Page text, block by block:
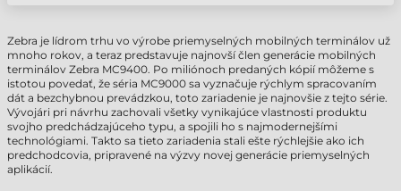
Zebra je lídrom trhu vo výrobe priemyselných mobilných terminálov už
mnoho rokov, a teraz predstavuje najnovší člen generácie mobilných
terminálov Zebra MC9400. Po miliónoch predaných kópií môžeme s
istotou povedať, že séria MC9000 sa vyznačuje rýchlym spracovaním
dát a bezchybnou prevádzkou, toto zariadenie je najnovšie z tejto série.
Vývojári pri návrhu zachovali všetky vynikajúce vlastnosti produktu
svojho predchádzajúceho typu, a spojili ho s najmodernejšími
technológiami. Takto sa tieto zariadenia stali ešte rýchlejšie ako ich
predchodcovia, pripravené na výzvy novej generácie priemyselných
aplikácií.